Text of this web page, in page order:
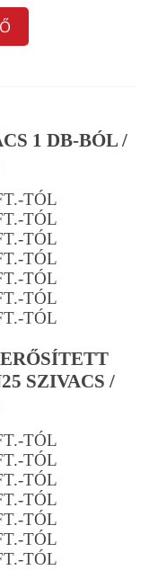
1 DB-BÓL /
TÓL
TÓL
TÓL
TÓL
TÓL
TÓL
TÓL
SZIVACS /
TÓL
TÓL
TÓL
TÓL
TÓL
TÓL
TÓL